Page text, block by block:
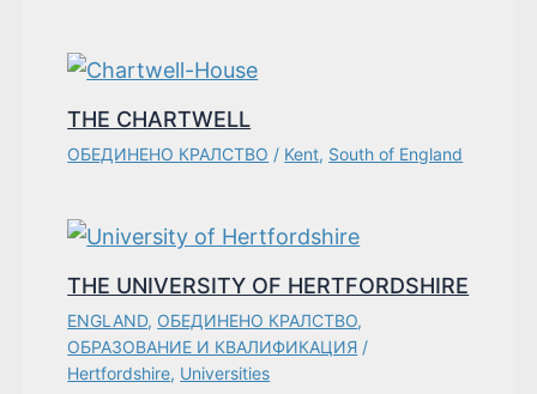
THE CHARTWELL
ОБЕДИНЕНО КРАЛСТВО / Kent, South of England
THE UNIVERSITY OF HERTFORDSHIRE
ENGLAND, ОБЕДИНЕНО КРАЛСТВО,
ОБРАЗОВАНИЕ И КВАЛИФИКАЦИЯ /
Hertfordshire, Universities